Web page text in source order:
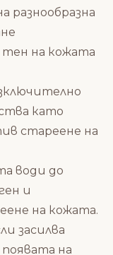
разнообразна
тен на кожата
като
стареене на
води до
и
на кожата.
засилва
появата на